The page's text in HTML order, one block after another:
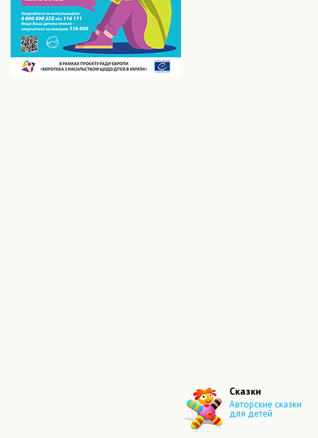
Сказки
Авторские сказки
для детей